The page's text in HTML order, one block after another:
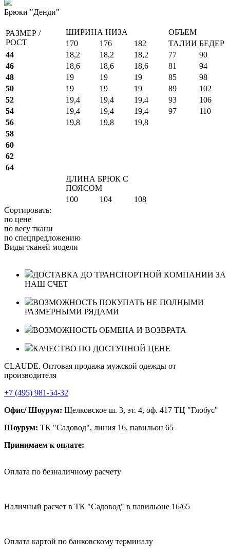
Брюки "Денди"
РАЗМЕР /
РОСТ
ШИРИНА НИЗА
ОБЪЕМ
170
176 182 ТАЛИИ БЕДЕР
44
18,2 18,2 18,2 77
90
46
18,6 18,6 18,6 81
94
48
19 19 19 85
98
50
19 19 19 89
102
52
19,4 19,4 19,4 93
106
54
19,4 19,4 19,4 97
110
56
19,8 19,8
19,8
58
60
62
64
ДЛИНА БРЮК С
ПОЯСОМ
100
104
108
Сортировать:
по цене
по весу ткани
по спецпредложению
Виды тканей модели
ДОСТАВКА ДО ТРАНСПОРТНОЙ КОМПАНИИ ЗА
НАШ СЧЕТ
ВОЗМОЖНОСТЬ ПОКУПАТЬ НЕ ПОЛНЫМИ
РАЗМЕРНЫМИ РЯДАМИ
ВОЗМОЖНОСТЬ ОБМЕНА И ВОЗВРАТА
КАЧЕСТВО ПО ДОСТУПНОЙ ЦЕНЕ
CLAUDE. Оптовая продажа мужской одежды от
производителя
+7 (495) 981-54-32
Офис/ Шоурум: Щелковское ш. 3, эт. 4, оф. 417 ТЦ "Глобус"
Шоурум: ТК "Садовод", линия 16, павильон 65
Принимаем к оплате:
Оплата по безналичному расчету
Наличный расчет в ТК "Садовод" в павильоне 16/65
Оплата картой по банковскому терминалу